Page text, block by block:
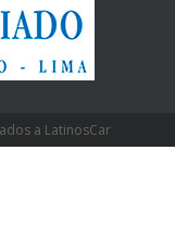
a LatinosCar